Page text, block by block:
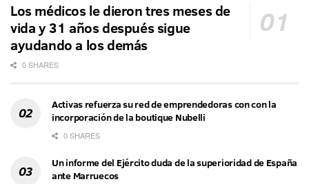
Los médicos le dieron tres meses de
vida y 31 años después sigue
ayudando a los demás
0 SHARES
Activas refuerza su red de emprendedoras con con la
incorporación de la boutique Nubelli
0 SHARES
Un informe del Ejército duda de la superioridad de España
ante Marruecos